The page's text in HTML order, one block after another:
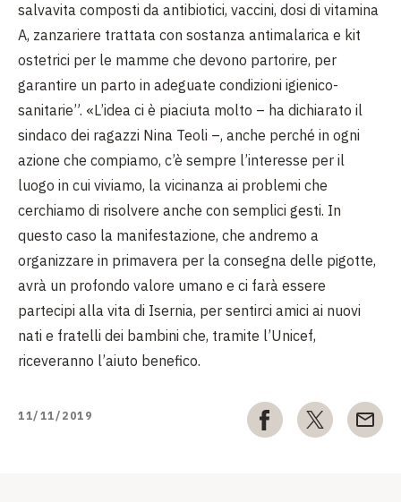
salvavita composti da antibiotici, vaccini, dosi di vitamina
A, zanzariere trattata con sostanza antimalarica e kit
ostetrici per le mamme che devono partorire, per
garantire un parto in adeguate condizioni igienico-
sanitarie”. «L’idea ci è piaciuta molto – ha dichiarato il
sindaco dei ragazzi Nina Teoli –, anche perché in ogni
azione che compiamo, c’è sempre l’interesse per il
luogo in cui viviamo, la vicinanza ai problemi che
cerchiamo di risolvere anche con semplici gesti. In
questo caso la manifestazione, che andremo a
organizzare in primavera per la consegna delle pigotte,
avrà un profondo valore umano e ci farà essere
partecipi alla vita di Isernia, per sentirci amici ai nuovi
nati e fratelli dei bambini che, tramite l’Unicef,
riceveranno l’aiuto benefico.
11/11/2019